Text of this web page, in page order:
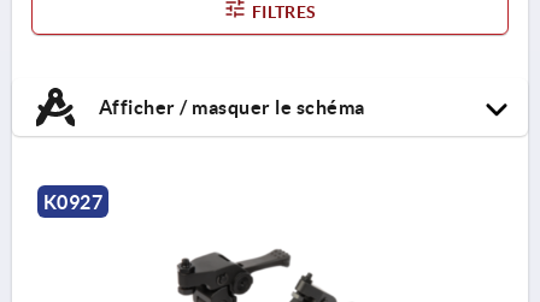
FILTRES
Afficher / masquer le schéma
K0927